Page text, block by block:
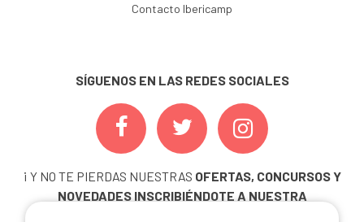
Contacto Ibericamp
SÍGUENOS EN LAS REDES SOCIALES
¡ Y NO TE PIERDAS NUESTRAS OFERTAS, CONCURSOS Y
NOVEDADES INSCRIBIÉNDOTE A NUESTRA